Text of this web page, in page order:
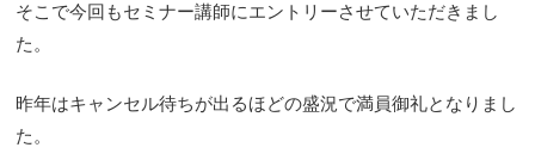
そこで今回もセミナー講師にエントリーさせていただきまし
た。
昨年はキャンセル待ちが出るほどの盛況で満員御礼となりまし
た。